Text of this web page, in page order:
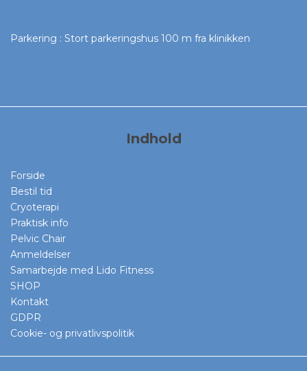
Parkering : Stort parkeringshus 100 m fra klinikken
Indhold
Forside
Bestil tid
Cryoterapi
Praktisk info
Pelvic Chair
Anmeldelser
Samarbejde med Lido Fitness
SHOP
Kontakt
GDPR
Cookie- og privatlivspolitik